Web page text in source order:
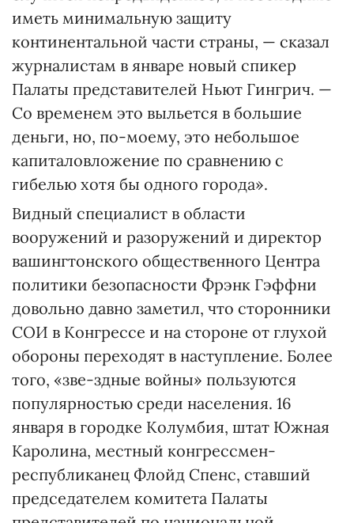
иметь минимальную защиту
континентальной части страны, — сказал
журналистам в январе новый спикер
Палаты представителей Ньют Гингрич. —
Со временем это выльется в большие
деньги, но, по-моему, это небольшое
капиталовложение по сравнению с
гибелью хотя бы одного города».
Видный специалист в области
вооружений и разоружений и директор
вашингтонского общественного Центра
политики безопасности Фрэнк Гэффни
довольно давно заметил, что сторонники
СОИ в Конгрессе и на стороне от глухой
обороны переходят в наступление. Более
того, «зве-здные войны» пользуются
популярностью среди населения. 16
января в городке Колумбия, штат Южная
Каролина, местный конгрессмен-
республиканец Флойд Спенс, ставший
председателем комитета Палаты